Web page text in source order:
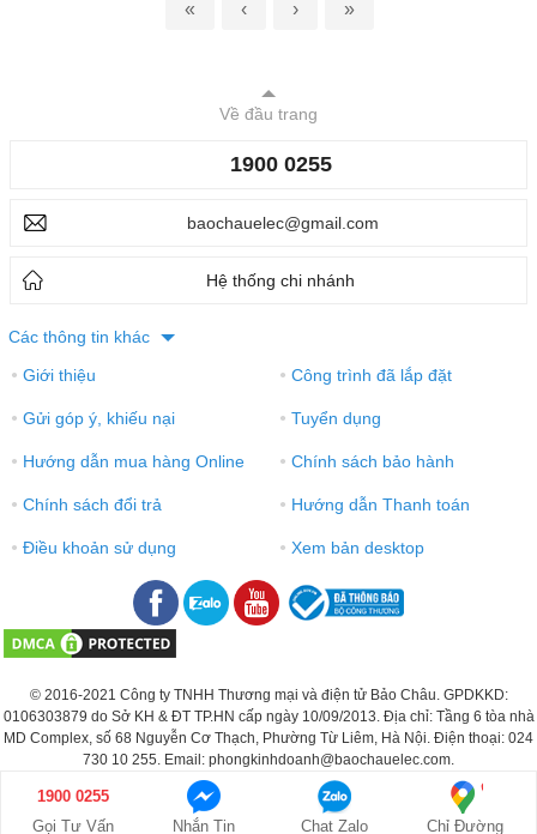
« ‹ › »
Về đầu trang
1900 0255
baochauelec@gmail.com
Hệ thống chi nhánh
Các thông tin khác
● Giới thiệu ● Công trình đã lắp đặt
● Gửi góp ý, khiếu nại ● Tuyển dụng
● Hướng dẫn mua hàng Online ● Chính sách bảo hành
● Chính sách đổi trả ● Hướng dẫn Thanh toán
● Điều khoản sử dụng ● Xem bản desktop
© 2016-2021 Công ty TNHH Thương mại và điện tử Bảo Châu. GPDKKD:
0106303879 do Sở KH & ĐT TP.HN cấp ngày 10/09/2013. Địa chỉ: Tầng 6 tòa nhà
MD Complex, số 68 Nguyễn Cơ Thạch, Phường Từ Liêm, Hà Nội. Điện thoại: 024
730 10 255. Email: phongkinhdoanh@baochauelec.com.
1900 0255
Gọi Tư Vấn
Nhắn Tin Chat Zalo Chỉ Đường